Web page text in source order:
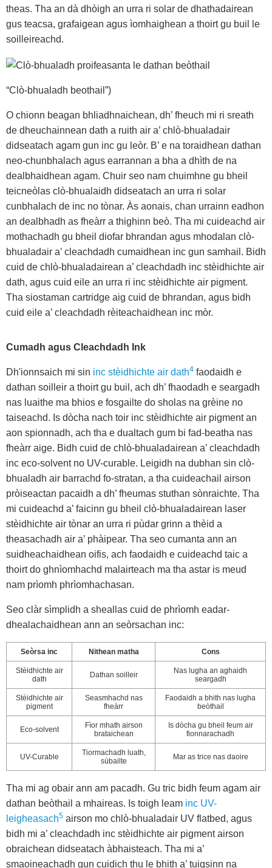
theas. Tha an dà dhòigh an urra ri solar de dhathadairean
gus teacsa, grafaigean agus ìomhaighean a thoirt gu buil le
soilleireachd.
“Clò-bhualadh beothail”)
O chionn beagan bhliadhnaichean, dh’ fheuch mi ri sreath
de dheuchainnean dath a ruith air a’ chlò-bhualadair
didseatach agam gun inc gu leòr. B’ e na toraidhean dathan
neo-chunbhalach agus earrannan a bha a dhìth de na
dealbhaidhean agam. Chuir seo nam chuimhne gu bheil
teicneòlas clò-bhualaidh didseatach an urra ri solar
cunbhalach de inc no tònar. Às aonais, chan urrainn eadhon
an dealbhadh as fheàrr a thighinn beò. Tha mi cuideachd air
mothachadh gu bheil diofar bhrandan agus mhodalan clò-
bhualadair a’ cleachdadh cumaidhean inc gun samhail. Bidh
cuid de chlò-bhualadairean a’ cleachdadh inc stèidhichte air
dath, agus cuid eile an urra ri inc stèidhichte air pigment.
Tha siostaman cartridge aig cuid de bhrandan, agus bidh
cuid eile a’ cleachdadh rèiteachaidhean inc mòr.
Cumadh agus Cleachdadh Ink
Dh'ionnsaich mi sin inc stèidhichte air dath4 faodaidh e
dathan soilleir a thoirt gu buil, ach dh’ fhaodadh e seargadh
nas luaithe ma bhios e fosgailte do sholas na grèine no
taiseachd. Is dòcha nach toir inc stèidhichte air pigment an
aon spionnadh, ach tha e dualtach gum bi fad-beatha nas
fheàrr aige. Bidh cuid de chlò-bhualadairean a’ cleachdadh
inc eco-solvent no UV-curable. Leigidh na dubhan sin clò-
bhualadh air barrachd fo-stratan, a tha cuideachail airson
pròiseactan pacaidh a dh’ fheumas stuthan sònraichte. Tha
mi cuideachd a’ faicinn gu bheil clò-bhualadairean laser
stèidhichte air tònar an urra ri pùdar grinn a thèid a
theasachadh air a’ phàipear. Tha seo cumanta ann an
suidheachaidhean oifis, ach faodaidh e cuideachd taic a
thoirt do ghnìomhachd malairteach ma tha astar is meud
nam prìomh phrìomhachasan.
Seo clàr sìmplidh a sheallas cuid de phrìomh eadar-
dhealachaidhean ann an seòrsachan inc:
Seòrsa inc Nithean matha Cons
Stèidhichte air
dath
Dathan soilleir
Nas lugha an aghaidh
seargadh
Stèidhichte air
pigment
Seasmhachd nas
fheàrr
Faodaidh a bhith nas lugha
beòthail
Eco-solvent
Fìor mhath airson
brataichean
Is dòcha gu bheil feum air
fionnarachadh
UV-Curable
Tiormachadh luath,
sùbailte
Mar as trice nas daoire
Tha mi ag obair ann am pacadh. Gu tric bidh feum agam air
dathan beòthail a mhaireas. Is toigh leam inc UV-
leigheasach5 airson mo chlò-bhualadair UV flatbed, agus
bidh mi a’ cleachdadh inc stèidhichte air pigment airson
obraichean didseatach àbhaisteach. Tha mi a’
smaoineachadh gun cuidich thu le bhith a’ tuigsinn na